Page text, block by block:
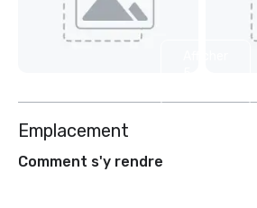
Emplacement
Comment s'y rendre